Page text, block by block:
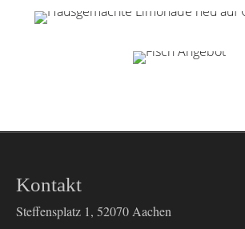
Kontakt
Steffensplatz 1, 52070 Aachen